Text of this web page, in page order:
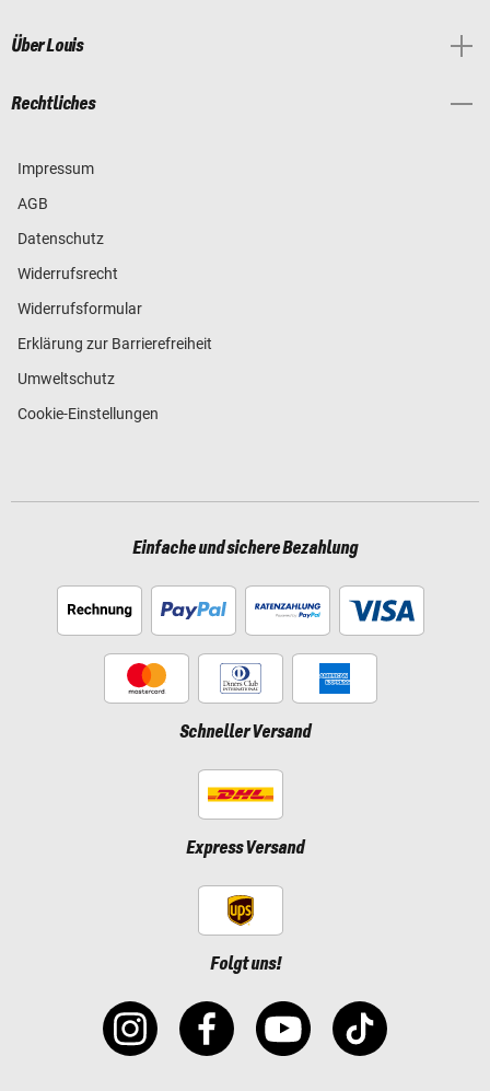
Über Louis
Rechtliches
Impressum
AGB
Datenschutz
Widerrufsrecht
Widerrufsformular
Erklärung zur Barrierefreiheit
Umweltschutz
Cookie-Einstellungen
Einfache und sichere Bezahlung
Schneller Versand
Express Versand
Folgt uns!